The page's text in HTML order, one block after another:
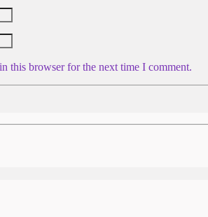
this browser for the next time I comment.